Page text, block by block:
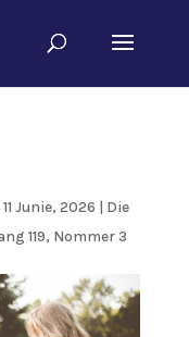
Junie, 2026 | Die
119, Nommer 3